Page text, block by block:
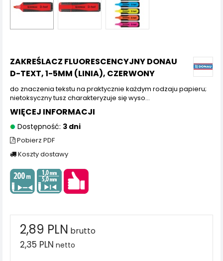
ZAKREŚLACZ FLUORESCENCYJNY DONAU
D-TEXT, 1-5MM (LINIA), CZERWONY
do znaczenia tekstu na praktycznie każdym rodzaju papieru;
nietoksyczny tusz charakteryzuje się wyso...
WIĘCEJ INFORMACJI
Dostępność: 3 dni
Pobierz PDF
Koszty dostawy
2,89 PLN brutto
2,35 PLN netto